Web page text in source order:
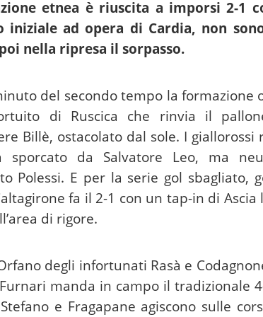
ai
l
er
e
st
d
di
t
at
s
p
p
g
g
etnea è riuscita a imporsi 2-1
iniziale ad opera di Cardia, non
nella ripresa il sorpasso.
del secondo tempo la formazione
di Ruscica che rinvia il
Billè, ostacolato dal sole. I giallorossi
sporcato da Salvatore Leo, ma
Polessi. E per la serie gol sbagliato,
fa il 2-1 con un tap-in di
di rigore.
degli infortunati Rasà e
manda in campo il tradizionale
e Fragapane agiscono sulle